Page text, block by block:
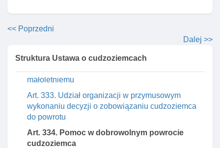
<< Poprzedni
Dalej >>
Struktura Ustawa o cudzoziemcach
do powrotu
Art. 330. Negatywne przesłanki wykonania decyzji
Art. 332. Przesłanki wykonania decyzji o
małoletniemu
Art. 333. Udział organizacji w przymusowym
wykonaniu decyzji o zobowiązaniu cudzoziemca
do powrotu
Art. 334. Pomoc w dobrowolnym powrocie
cudzoziemca